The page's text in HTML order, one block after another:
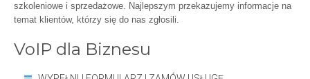
szkoleniowe i sprzedażowe. Najlepszym przekazujemy informacje na
temat klientów, którzy się do nas zgłosili.
VoIP dla Biznesu